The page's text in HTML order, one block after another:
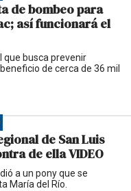
de bombeo para
así funcionará el
que busca prevenir
de cerca de 36 mil
de San Luis
de ella VIDEO
a un pony que se
María del Río.